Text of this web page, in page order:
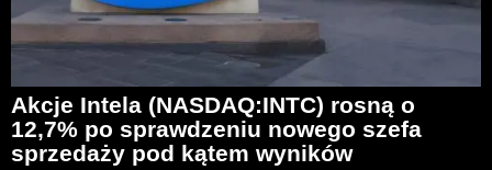
Akcje Intela (NASDAQ:INTC) rosną o
12,7% po sprawdzeniu nowego szefa
sprzedaży pod kątem wyników